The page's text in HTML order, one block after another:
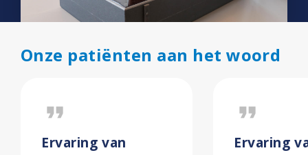
Onze patiënten aan het woord
format_quote
Ervaring van
format_quote
Ervaring